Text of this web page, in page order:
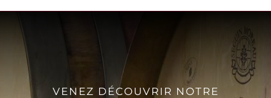
VENEZ DÉCOUVRIR NOTRE